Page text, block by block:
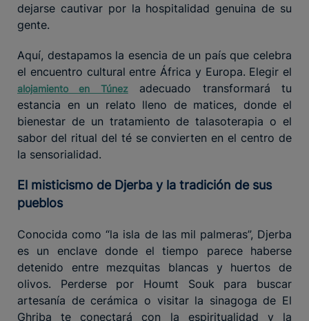
dejarse cautivar por la hospitalidad genuina de su
gente.
Aquí, destapamos la esencia de un país que celebra
el encuentro cultural entre África y Europa. Elegir el
alojamiento en Túnezadecuado transformará tu
estancia en un relato lleno de matices, donde el
bienestar de un tratamiento de talasoterapia o el
sabor del ritual del té se convierten en el centro de
la sensorialidad.
El misticismo de Djerba y la tradición de sus
pueblos
Conocida como “la isla de las mil palmeras”, Djerba
es un enclave donde el tiempo parece haberse
detenido entre mezquitas blancas y huertos de
olivos. Perderse por Houmt Souk para buscar
artesanía de cerámica o visitar la sinagoga de El
Ghriba te conectará con la espiritualidad y la